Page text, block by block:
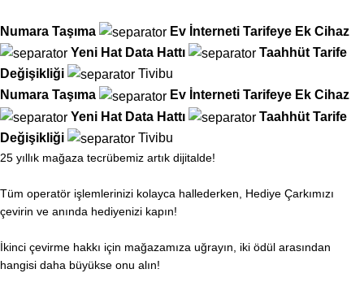
Numara Taşıma Ev İnterneti Tarifeye Ek Cihaz
Yeni Hat Data Hattı Taahhüt Tarife
Değişikliği
Tivibu
Numara Taşıma
Ev İnterneti Tarifeye Ek Cihaz
Yeni Hat Data Hattı Taahhüt Tarife
Değişikliği
Tivibu
25 yıllık mağaza tecrübemiz artık dijitalde!
Tüm operatör işlemlerinizi kolayca hallederken, Hediye Çarkımızı
çevirin ve anında hediyenizi kapın!
İkinci çevirme hakkı için mağazamıza uğrayın, iki ödül arasından
hangisi daha büyükse onu alın!